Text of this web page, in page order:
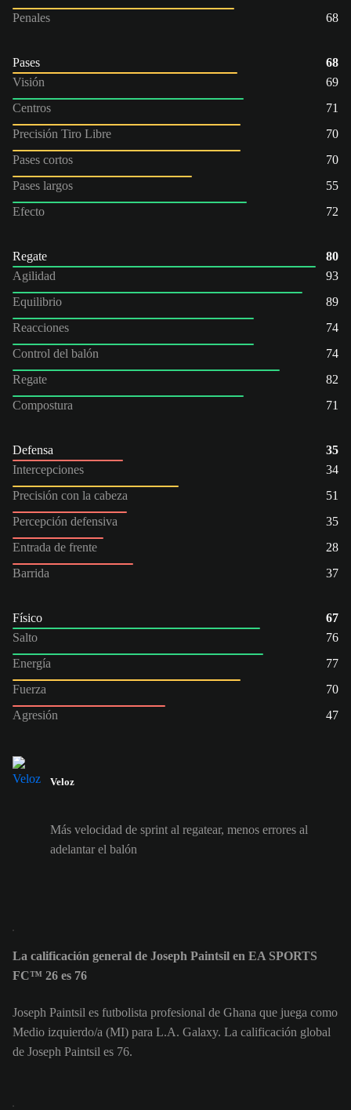
Penales
68
Pases
68
Visión
69
Centros
71
Precisión Tiro Libre
70
Pases cortos
70
Pases largos
55
Efecto
72
Regate
80
Agilidad
93
Equilibrio
89
Reacciones
74
Control del balón
74
Regate
82
Compostura
71
Defensa
35
Intercepciones
34
Precisión con la cabeza
51
Percepción defensiva
35
Entrada de frente
28
Barrida
37
Físico
67
Salto
76
Energía
77
Fuerza
70
Agresión
47
Veloz
Más velocidad de sprint al regatear, menos errores al
adelantar el balón
La calificación general de Joseph Paintsil en EA SPORTS
FC™ 26 es 76
Joseph Paintsil es futbolista profesional de Ghana que juega como
Medio izquierdo/a (MI) para L.A. Galaxy. La calificación global
de Joseph Paintsil es 76.